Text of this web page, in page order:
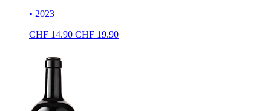
• 2023
CHF 14.90 CHF 19.90